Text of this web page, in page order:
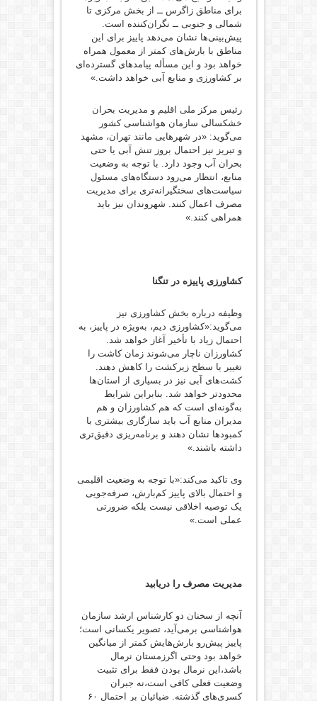
برای مناطق زاگرس ــ ‌از بخش مرکزی تا
شمالی و جنوبی ــ نگران‌کننده است.
پیش‌بینی‌ها نشان می‌دهد پاییز برای این
مناطق با بارش‌های کمتر از معمول همراه
خواهد بود و این مسأله پیامدهای گسترده‌ای
بر کشاورزی و منابع آبی خواهد داشت.»
رئیس مرکز ملی اقلیم و مدیریت بحران
خشکسالی سازمان هواشناسی کشور
می‌گوید: «در شهرهایی مانند تهران، مشهد
و تبریز نیز احتمال بروز تنش آبی یا حتی
بحران آب وجود دارد. با توجه به وضعیت
منابع، انتظار می‌رود دستگاه‌های مسئول
سیاست‌های سختگیرانه‌تری برای مدیریت
مصرف اعمال کنند. شهروندان نیز باید
همراهی کنند.»
کشاورزی پاییزه در تنگنا
وظیفه درباره بخش کشاورزی نیز
می‌گوید:«کشاورزی دیم، به‌ویژه در پاییز، به
احتمال زیاد با تأخیر آغاز خواهد شد.
کشاورزان ناچار می‌شوند زمان کاشت را
تغییر یا سطح زیرکشت را کاهش دهند.
کشت‌های آبی نیز در بسیاری از استان‌ها
محدودتر خواهد شد. بنابراین شرایط
به‌گونه‌ای است که هم کشاورزان و هم
مدیران منابع آب باید سازگاری بیشتری با
کمبودها نشان دهند و برنامه‌ریزی دقیق‌تری
داشته باشند.»
وی تاکید می‌کند:«با توجه به وضعیت اقلیمی
و احتمال بالای پاییز کم‌بارش، صرفه‌جویی
یک توصیه اخلاقی نیست بلکه ضرورتی
عملی است.»
مدیریت مصرف را دریابید
آنچه از سخنان دو کارشناس ارشد سازمان
هواشناسی برمی‌آید، تصویر یکسانی است؛
پاییز پیش‌رو بارش‌هایش کمتر از میانگین
خواهد بود وحتی اگرزمستان نرمال
باشد،این نرمال بودن فقط برای تثبیت
وضعیت فعلی کافی است،نه جبران
کسری‌های گذشته. ضیائیان بر احتمال ۶۰